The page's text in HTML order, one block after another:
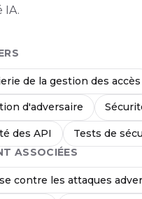
IA.
de la gestion des accès
d'adversaire
des API
Tests de
ASSOCIÉES
contre les attaques